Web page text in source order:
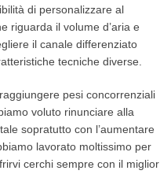
di personalizzare al
riguarda il volume d’aria e
il canale differenziato
tecniche diverse.
pesi concorrenziali
voluto rinunciare alla
sopratutto con l’aumentare
lavorato moltissimo per
cerchi sempre con il miglior